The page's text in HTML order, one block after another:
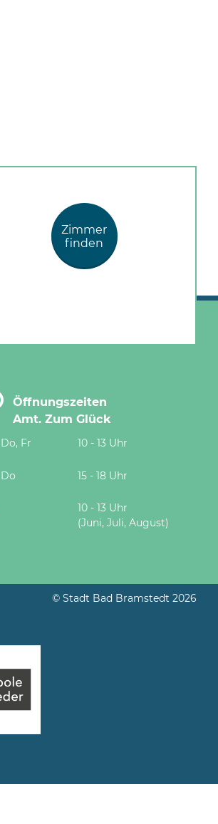
Zimmer
finden
Öffnungszeiten
Amt. Zum Glück
Fr 10 - 13 Uhr
15 - 18 Uhr
10 - 13 Uhr
(Juni, Juli, August)
© Stadt Bad Bramstedt 2026